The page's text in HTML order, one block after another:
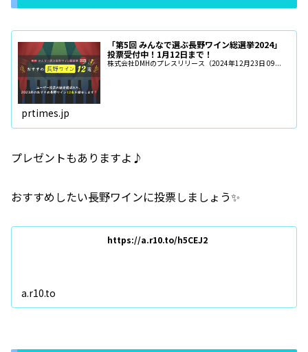
「第5回 みんなで選ぶ長野ワイン総選挙2024」
投票受付中！1月12日まで！
株式会社DMHのプレスリリース（2024年12月23日 09...
prtimes.jp
プレゼントもありますよ♪
おすすめしたい長野ワインに投票しましょう✨
https://a.r10.to/h5CEJ2
a.r10.to